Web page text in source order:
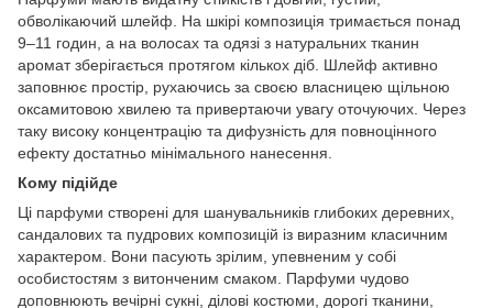
обволікаючий шлейф. На шкірі композиція тримається понад
9–11 годин, а на волосах та одязі з натуральних тканин
аромат зберігається протягом кількох діб. Шлейф активно
заповнює простір, рухаючись за своєю власницею щільною
оксамитовою хвилею та привертаючи увагу оточуючих. Через
таку високу концентрацію та дифузність для повноцінного
ефекту достатньо мінімального нанесення.
Кому підійде
Ці парфуми створені для шанувальників глибоких деревних,
сандалових та пудрових композицій із виразним класичним
характером. Вони пасують зрілим, упевненим у собі
особистостям з витонченим смаком. Парфуми чудово
доповнюють вечірні сукні, ділові костюми, дорогі тканини,